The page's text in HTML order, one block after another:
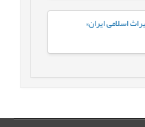
اسلامی ایران»